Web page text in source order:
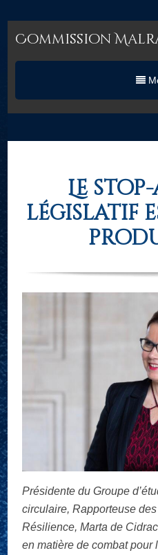
Commission
Le
législatif
Présidente du Groupe
circulaire, Rapporteuse
Résilience, Marta de
en matière de combat pour